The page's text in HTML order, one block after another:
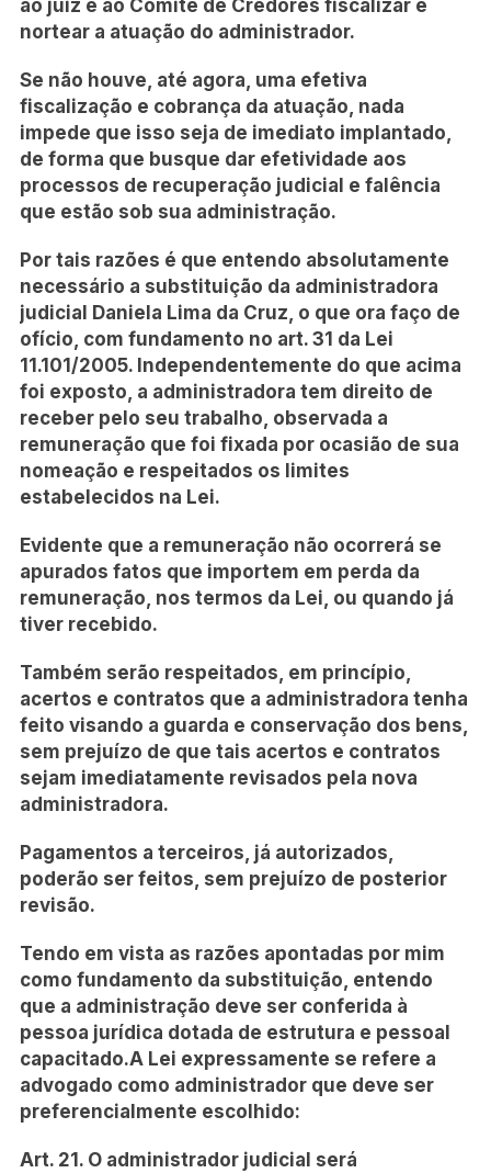
ao juiz e ao Comitê de Credores fiscalizar e
nortear a atuação do administrador.
Se não houve, até agora, uma efetiva
fiscalização e cobrança da atuação, nada
impede que isso seja de imediato implantado,
de forma que busque dar efetividade aos
processos de recuperação judicial e falência
que estão sob sua administração.
Por tais razões é que entendo absolutamente
necessário a substituição da administradora
judicial Daniela Lima da Cruz, o que ora faço de
ofício, com fundamento no art. 31 da Lei
11.101/2005. Independentemente do que acima
foi exposto, a administradora tem direito de
receber pelo seu trabalho, observada a
remuneração que foi fixada por ocasião de sua
nomeação e respeitados os limites
estabelecidos na Lei.
Evidente que a remuneração não ocorrerá se
apurados fatos que importem em perda da
remuneração, nos termos da Lei, ou quando já
tiver recebido.
Também serão respeitados, em princípio,
acertos e contratos que a administradora tenha
feito visando a guarda e conservação dos bens,
sem prejuízo de que tais acertos e contratos
sejam imediatamente revisados pela nova
administradora.
Pagamentos a terceiros, já autorizados,
poderão ser feitos, sem prejuízo de posterior
revisão.
Tendo em vista as razões apontadas por mim
como fundamento da substituição, entendo
que a administração deve ser conferida à
pessoa jurídica dotada de estrutura e pessoal
capacitado.A Lei expressamente se refere a
advogado como administrador que deve ser
preferencialmente escolhido:
Art. 21. O administrador judicial será